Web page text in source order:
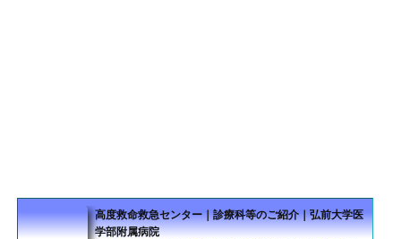
高度救命救急センター｜診療科等のご紹介｜弘前大学医
学部附属病院